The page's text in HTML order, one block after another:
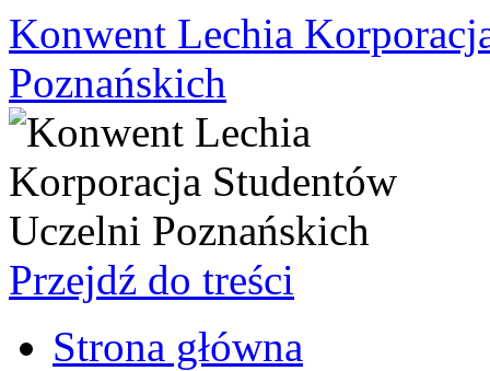
Konwent Lechia
Poznańskich
Przejdź do treści
Strona główna